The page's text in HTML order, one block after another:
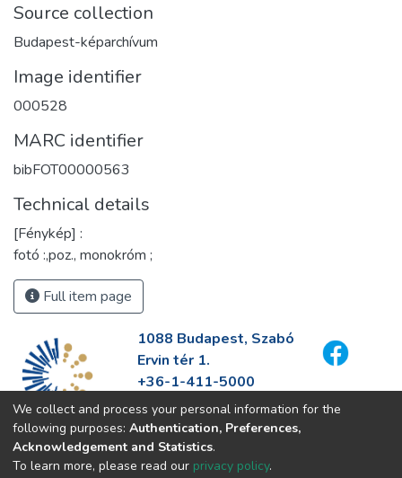
Source collection
Budapest-képarchívum
Image identifier
000528
MARC identifier
bibFOT00000563
Technical details
[Fénykép] :
fotó :,poz., monokróm ;
Full item page
1088 Budapest, Szabó
Ervin tér 1.
+36-1-411-5000
info@fszek.hu
https://fszek.hu
We collect and process your personal information for the
following purposes: Authentication, Preferences,
Acknowledgement and Statistics.
To learn more, please read our privacy policy.